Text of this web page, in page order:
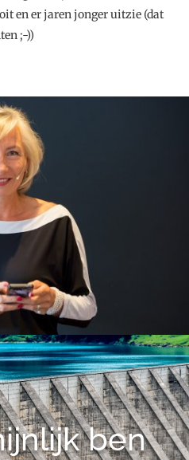
en er jaren jonger uitzie (dat
;-))
ben